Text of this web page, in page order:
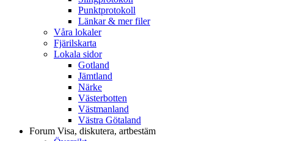
Punktprotokoll
Länkar & mer filer
Våra lokaler
Fjärilskarta
Lokala sidor
Gotland
Jämtland
Närke
Västerbotten
Västmanland
Västra Götaland
Forum Visa, diskutera, artbestäm